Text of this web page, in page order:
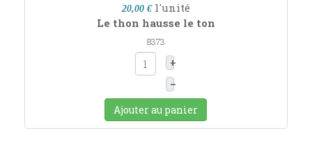
20,00 € l'unité
Le thon hausse le ton
8373
+
–
Ajouter au panier